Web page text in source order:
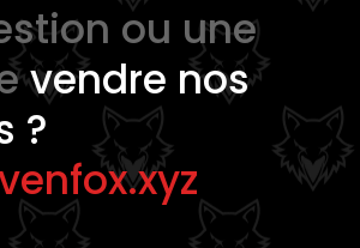
ou une
vendre nos
?